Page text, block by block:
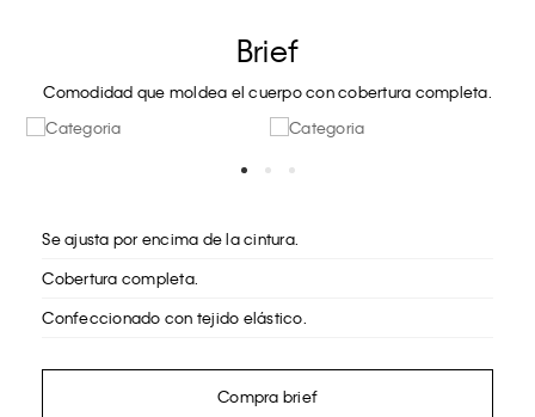
Brief
Comodidad que moldea el cuerpo con cobertura completa.
Se ajusta por encima de la cintura.
Cobertura completa.
Confeccionado con tejido elástico.
Compra brief